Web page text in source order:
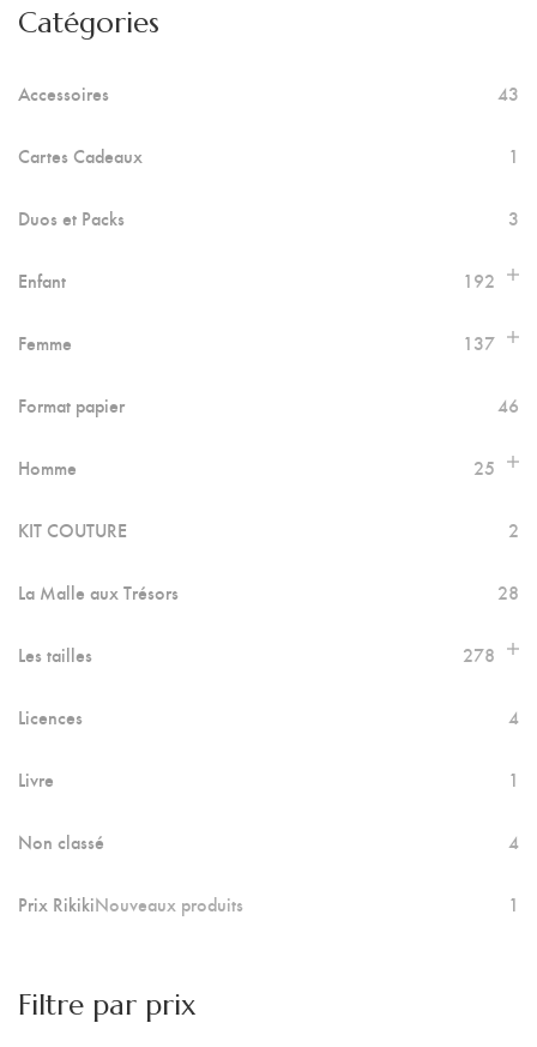
Catégories
Accessoires 43
Cartes Cadeaux 1
Duos et Packs 3
Enfant 192
Femme 137
Format papier 46
Homme 25
KIT COUTURE 2
La Malle aux Trésors 28
Les tailles 278
Licences 4
Livre 1
Non classé 4
Prix RikikiNouveaux produits 1
Filtre par prix